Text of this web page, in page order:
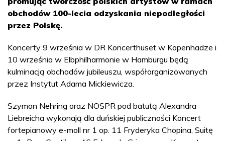
obchodów 100-lecia odzyskania niepodległości
przez Polskę.
Koncerty 9 września w DR Koncerthuset w Kopenhadze i
10 września w Elbphilharmonie w Hamburgu będą
kulminacją obchodów jubileuszu, współorganizowanych
przez Instytut Adama Mickiewicza.
Szymon Nehring oraz NOSPR pod batutą Alexandra
Liebreicha wykonają dla duńskiej publiczności Koncert
fortepianowy e-moll nr 1 op. 11 Fryderyka Chopina, Suitę